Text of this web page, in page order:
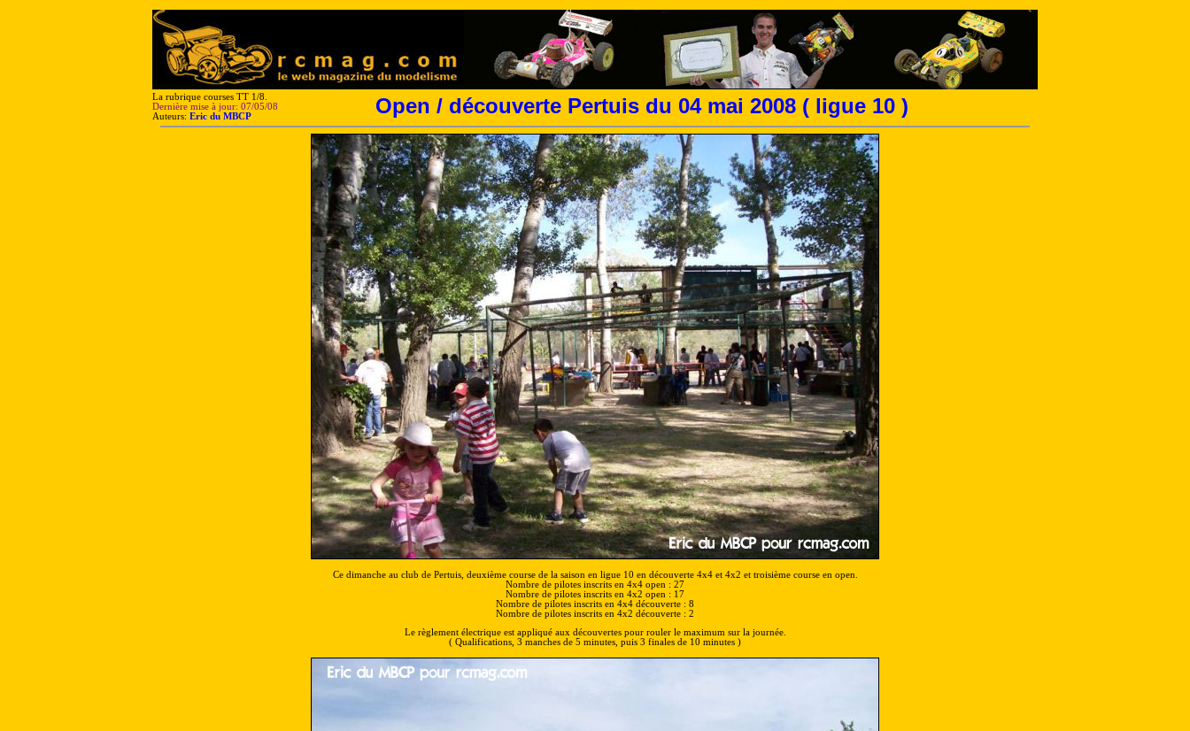
La rubrique courses TT 1/8.
Dernière mise à jour: 07/05/08
Auteurs: Eric du MBCP Open / découverte Pertuis du 04 mai 2008 ( ligue 10 )
Ce dimanche au club de Pertuis, deuxième course de la saison en ligue 10 en découverte 4x4 et 4x2 et troisième course en open.
Nombre de pilotes inscrits en 4x4 open : 27
Nombre de pilotes inscrits en 4x2 open : 17
Nombre de pilotes inscrits en 4x4 découverte : 8
Nombre de pilotes inscrits en 4x2 découverte : 2
Le règlement électrique est appliqué aux découvertes pour rouler le maximum sur la journée.
( Qualifications, 3 manches de 5 minutes, puis 3 finales de 10 minutes )